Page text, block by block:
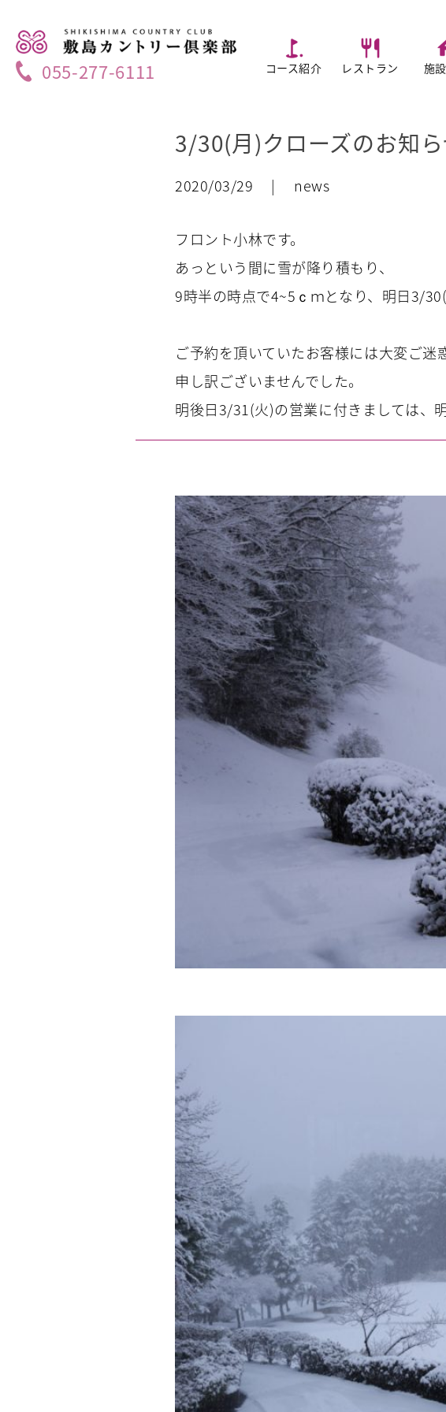
055-277-6111 コース紹介 レストラン 施
3/30(月)クローズのお知
2020/03/29 | news
フロント小林です。
あっという間に雪が降り積もり、
9時半の時点で4~5ｃｍとなり、明日3/
ご予約を頂いていたお客様には大変ご迷
申し訳ございませんでした。
明後日3/31(火)の営業に付きましては、